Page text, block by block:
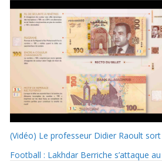
(Vidéo) Le professeur Didier Raoult
Football : Lakhdar Berriche s’attaque